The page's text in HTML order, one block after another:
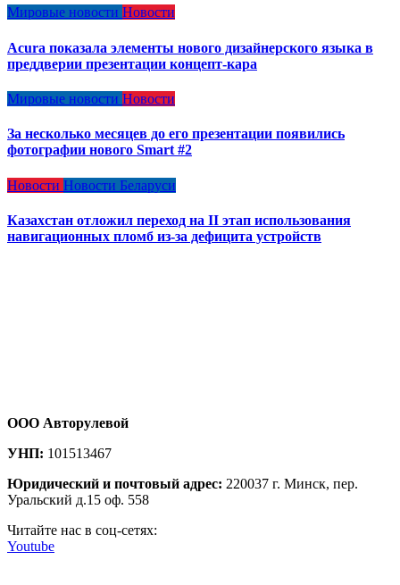
Мировые новости Новости
Acura показала элементы нового дизайнерского языка в
преддверии презентации концепт-кара
Мировые новости Новости
За несколько месяцев до его презентации появились
фотографии нового Smart #2
Новости Новости Беларуси
Казахстан отложил переход на II этап использования
навигационных пломб из-за дефицита устройств
ООО Авторулевой
УНП: 101513467
Юридический и почтовый адрес: 220037 г. Минск, пер.
Уральский д.15 оф. 558
Читайте нас в соц-сетях:
Youtube